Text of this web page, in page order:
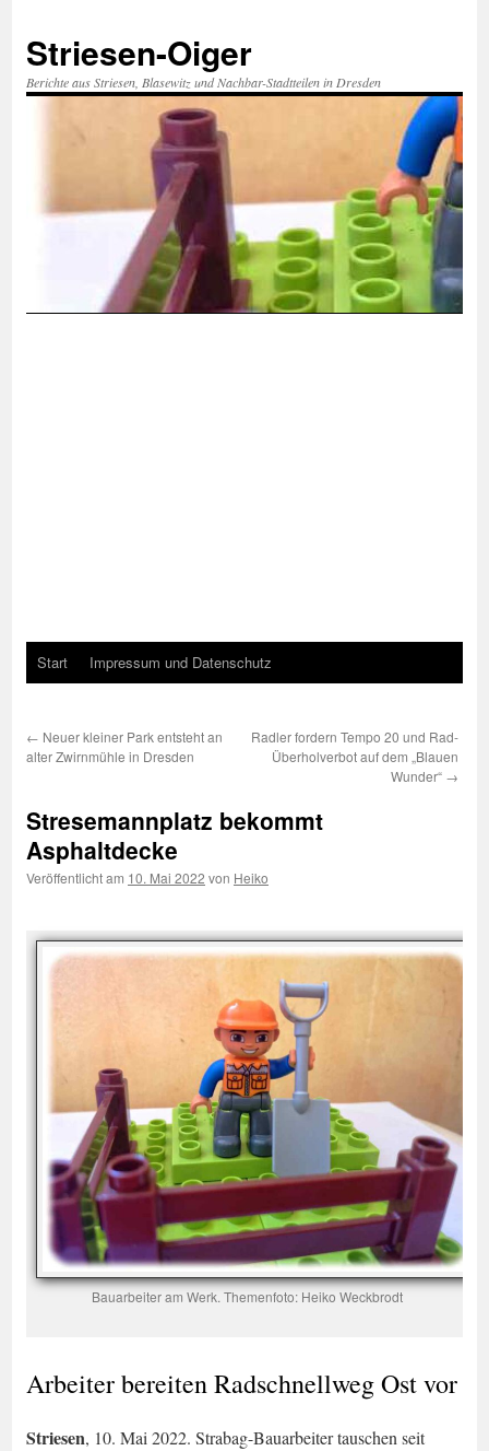
springen
Striesen-Oiger
Berichte aus Striesen, Blasewitz und Nachbar-Stadtteilen in Dresden
Start Impressum und Datenschutz
← Neuer kleiner Park entsteht an
alter Zwirnmühle in Dresden
Radler fordern Tempo 20 und Rad-
Überholverbot auf dem „Blauen
Wunder“ →
Stresemannplatz bekommt
Asphaltdecke
Veröffentlicht am 10. Mai 2022 von Heiko
Bauarbeiter am Werk. Themenfoto: Heiko Weckbrodt
Arbeiter bereiten Radschnellweg Ost vor
Striesen, 10. Mai 2022. Strabag-Bauarbeiter tauschen seit